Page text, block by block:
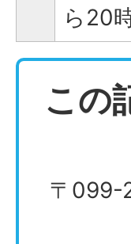
ら20
この
〒099-